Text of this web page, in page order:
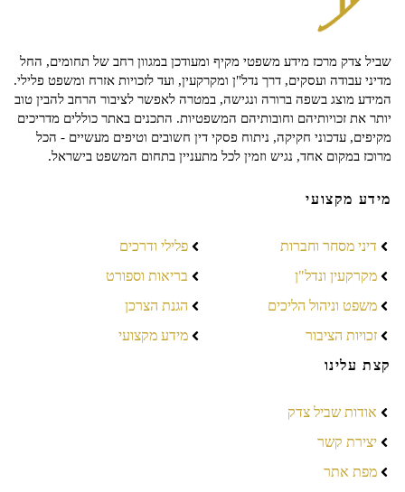
שביל צדק מרכז מידע משפטי מקיף ומעודכן במגוון רחב של תחומים, החל
מדיני עבודה ועסקים, דרך נדל"ן ומקרקעין, ועד לזכויות אזרח ומשפט פלילי.
המידע מוצג בשפה ברורה ונגישה, במטרה לאפשר לציבור הרחב להבין טוב
יותר את זכויותיהם וחובותיהם המשפטיות. התכנים באתר כוללים מדריכים
מקיפים, עדכוני חקיקה, ניתוח פסקי דין חשובים וטיפים מעשיים - הכל
מרוכז במקום אחד, נגיש וזמין לכל מתעניין בתחום המשפט בישראל.
מידע מקצועי
דיני מסחר וחברות
מקרקעין ונדל"ן
משפט וניהול הליכים
זכויות הציבור
פלילי ודרכים
בריאות וספורט
הגנת הצרכן
מידע מקצועי
קצת עלינו
אודות שביל צדק
יצירת קשר
מפת אתר